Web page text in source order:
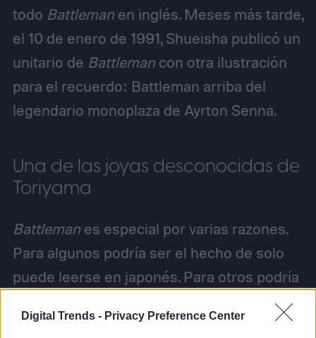
Digital Trends - Privacy Preference Center
todo Battlemanen inglés. Meses más tarde,
el 10 de enero de 1991, Shueisha publicó un
unitario de Battlemancon otra ilustración
para el recuerdo: Battleman arriba del
legendario monoplaza de Ayrton Senna.
Una de las joyas desconocidas de
Toriyama
Battleman es especial por varias razones.
Para algunos podría ser el hecho de solo
puede leerse en japonés. Para otros podría
cariño de Toriyama con los autos. También